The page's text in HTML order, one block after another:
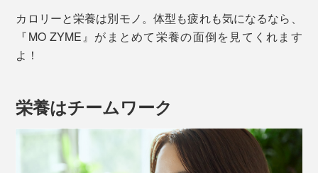
カロリーと栄養は別モノ。体型も疲れも気になるなら、
『MO ZYME』がまとめて栄養の面倒を見てくれます
よ！
栄養はチームワーク